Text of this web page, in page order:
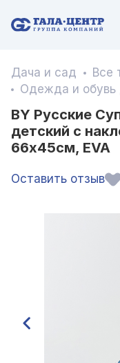
Дача и сад
Все
Одежда и обувь
BY Русские
детский с
66х45см, EVA
Оставить отзыв